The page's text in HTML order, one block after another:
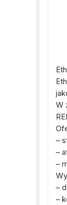
W
–
–
–
–
–